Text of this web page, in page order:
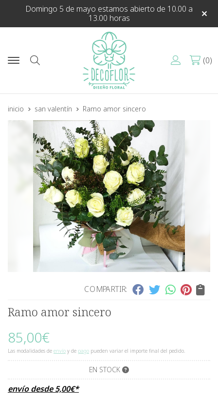
Domingo 5 de mayo estamos abierto de 10.00 a
13.00 horas
Buscar
0
inicio san valentín Ramo amor sincero
COMPARTIR:
Ramo amor sincero
85,00€
Las modalidades de envío y de pago pueden variar el importe final del pedido.
EN STOCK
envío desde5,00€*